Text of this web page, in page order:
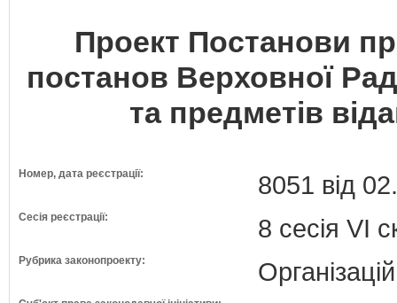
Проект Постанови
постанов Верховної
та предметів
Номер, дата реєстрації: 8051 від
Сесія реєстрації: 8 сесія VI
Рубрика законопроекту: